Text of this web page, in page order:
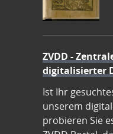
ZVDD -
digitalisierter
Ist Ihr
unserem
probieren Sie